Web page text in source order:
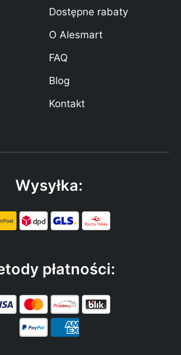
Dostępne rabaty
O Alesmart
FAQ
Blog
Kontakt
Wysyłka:
płatności: